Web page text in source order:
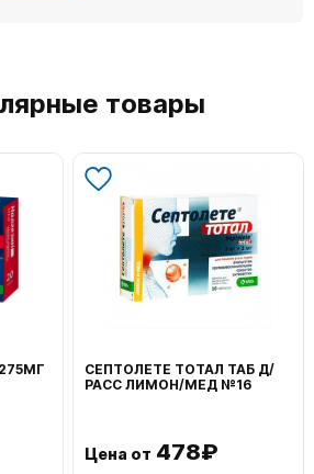
товары
СЕПТОЛЕТЕ ТОТАЛ ТАБ Д/
РАСС ЛИМОН/МЕД №16
Цена от 478₽